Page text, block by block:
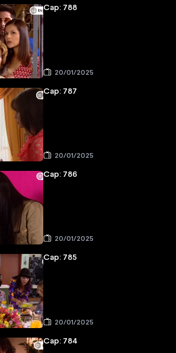
Cap: 788
20/01/2025
Cap: 787
20/01/2025
Cap: 786
20/01/2025
Cap: 785
20/01/2025
Cap: 784